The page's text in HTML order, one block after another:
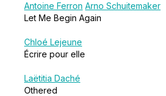
Antoine Ferron Arno Schuitemaker
Let Me Begin Again
Chloé Lejeune
Écrire pour elle
Laëtitia Daché
Othered